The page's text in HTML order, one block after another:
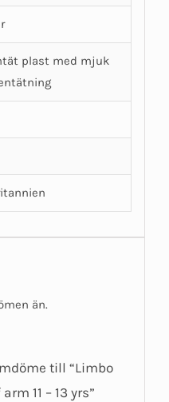
plast med mjuk
än.
till “Limbo
11 – 13 yrs”